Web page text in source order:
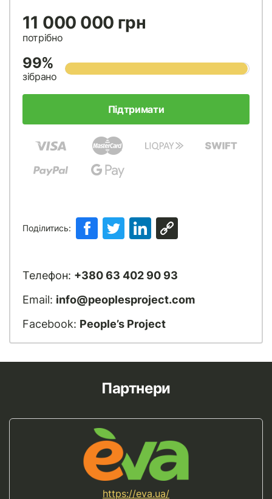
11 000 000 грн
потрібно
99%
зібрано
Підтримати
Поділитись:
Телефон: +380 63 402 90 93
Email: info@peoplesproject.com
Facebook: People’s Project
Партнери
https://eva.ua/